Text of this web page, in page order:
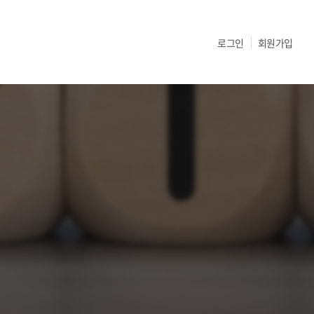
로그인 회원가입